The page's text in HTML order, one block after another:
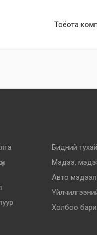
Тоёота
Бидний тухай
Мэдээ,
Авто
Холбоо